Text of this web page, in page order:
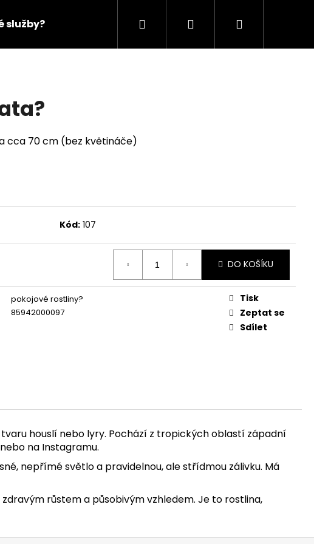
služby? dárkové poukazy?
Hledat PřihlášeníNákupní
cca 70 cm (bez květináče)
Kód: 107
DO KOŠÍKU
pokojové rostliny?
85942000097
Tisk
Zeptat se
Sdílet
houslí nebo lyry. Pochází z tropických oblastí západní
na Instagramu.
nepřímé světlo a pravidelnou, ale střídmou zálivku. Má
růstem a působivým vzhledem. Je to rostlina,